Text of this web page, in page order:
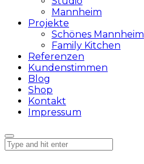
Mannheim
Projekte
Schönes Mannheim
Family Kitchen
Referenzen
Kundenstimmen
Blog
Shop
Kontakt
Impressum